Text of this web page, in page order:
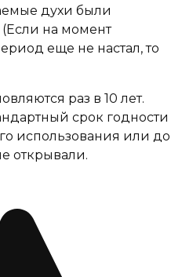
духи были
на момент
еще не настал, то
раз в 10 лет.
срок годности
использования или до
открывали.